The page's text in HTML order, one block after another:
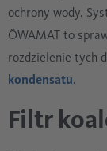
ochrony wody.
ÖWAMAT to
rozdzielenie tych
kondensatu.
Filtr